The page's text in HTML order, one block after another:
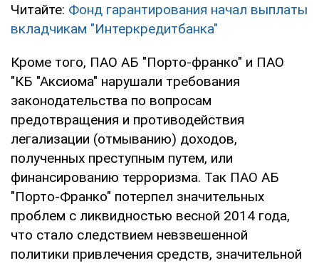
Читайте: Фонд гарантирования начал выплаты
вкладчикам "Интеркредитбанка"
Кроме того, ПАО АБ "Порто-франко" и ПАО
"КБ "Аксиома" нарушали требования
законодательства по вопросам
предотвращения и противодействия
легализации (отмыванию) доходов,
полученных преступным путем, или
финансированию терроризма. Так ПАО АБ
"Порто-Франко" потерпел значительных
проблем с ликвидностью весной 2014 года,
что стало следствием невзвешенной
политики привлечения средств, значительной